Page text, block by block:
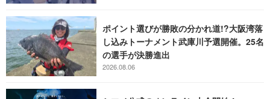
ポイント選びが勝敗の分かれ道!?大阪湾落
し込みトーナメント武庫川予選開催。25名
の選手が決勝進出
2026.08.06